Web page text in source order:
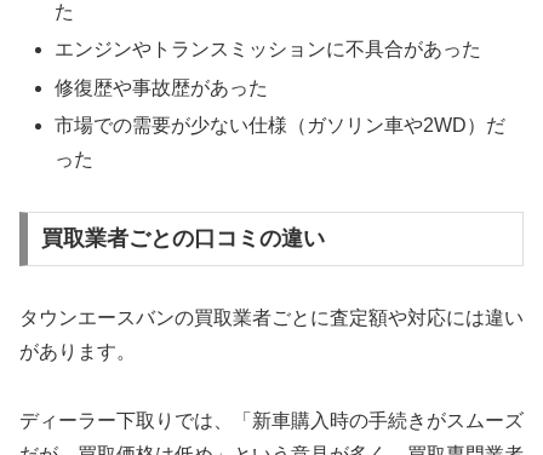
た
エンジンやトランスミッションに不具合があった
修復歴や事故歴があった
市場での需要が少ない仕様（ガソリン車や2WD）だ
った
買取業者ごとの口コミの違い
タウンエースバンの買取業者ごとに査定額や対応には違い
があります。
ディーラー下取りでは、「新車購入時の手続きがスムーズ